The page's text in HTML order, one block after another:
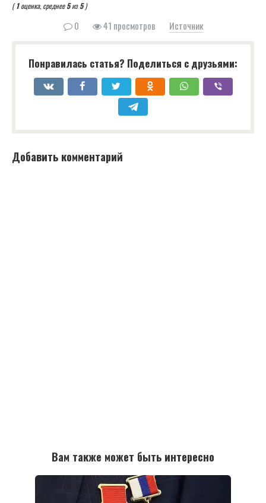
(1оценка, среднее5из5)
0 41 просмотров Источник
Понравилась статья? Поделиться с друзьями:
Добавить комментарий
Вам также может быть интересно